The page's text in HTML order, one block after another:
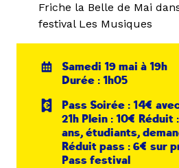
Friche la Belle de Mai
festival Les Musiques
Samedi 19 mai à 19h
Durée : 1h05
Pass Soirée : 14€
21h Plein : 10€ Réduit
ans, étudiants,
Réduit pass : 6€ sur
Pass festival